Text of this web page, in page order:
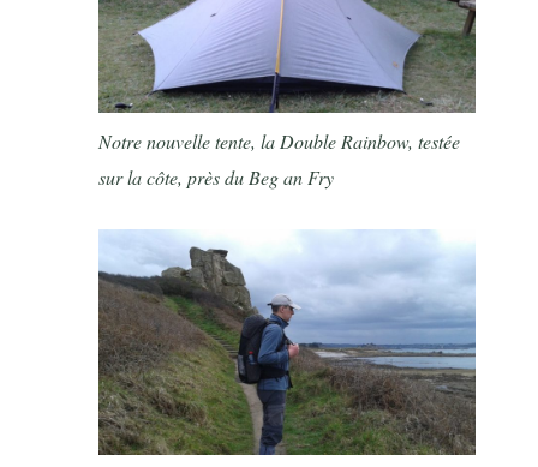
Notre nouvelle tente, la Double Rainbow, testée
sur la côte, près du Beg an Fry